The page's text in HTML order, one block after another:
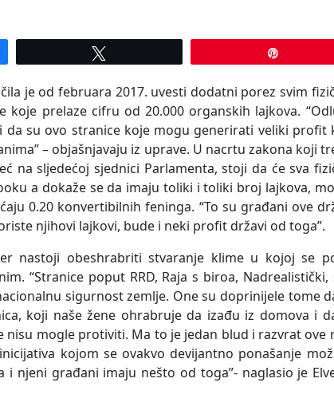
je od februara 2017. uvesti dodatni porez svim
koje prelaze cifru od 20.000 organskih lajkova.
da su ovo stranice koje mogu generirati veliki profit
– objašnjavaju iz uprave. U nacrtu zakona koji
na sljedećoj sjednici Parlamenta, stoji da će sva
a dokaže se da imaju toliki i toliki broj lajkova,
0.20 konvertibilnih feninga. “To su građani ove
njihovi lajkovi, bude i neki profit državi od toga”.
nastoji obeshrabriti stvaranje klime u kojoj se
“Stranice poput RRD, Raja s biroa,
sigurnost zemlje. One su doprinijele tome
koji naše žene ohrabruje da izađu iz domova i
nisu mogle protiviti. Ma to je jedan blud i razvrat ove
kojom se ovakvo devijantno ponašanje
i njeni građani imaju nešto od toga”- naglasio je